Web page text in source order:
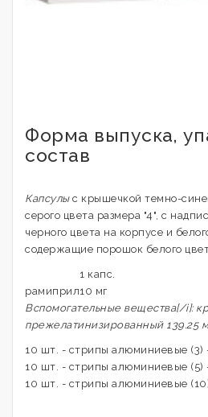
Форма выпуска,
состав
Капсулыс крышечкой темно-
серого цвета размера "4", с
черного цвета на корпусе и
содержащие порошок белого
1 капс.
рамиприл10 мг
Вспомогательные вещества[/i]:
прежелатинизированный 139.25
10 шт. - стрипы алюминиевые (3)
10 шт. - стрипы алюминиевые (5)
10 шт. - стрипы алюминиевые